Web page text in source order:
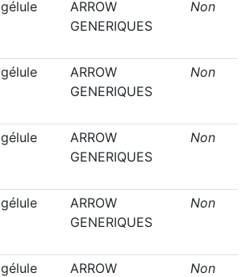
gélule
ARROW
GENERIQUES
Non
gélule
ARROW
GENERIQUES
Non
gélule
ARROW
GENERIQUES
Non
gélule
ARROW
GENERIQUES
Non
gélule
ARROW
Non